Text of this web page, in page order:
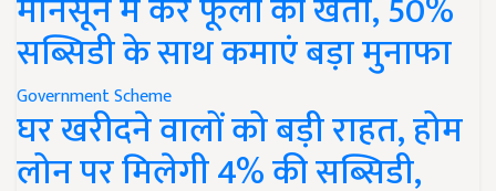
सब्सिडी के साथ कमाएं बड़ा मुनाफा
Government Scheme
घर खरीदने वालों को बड़ी राहत, होम
लोन पर मिलेगी 4% की सब्सिडी,